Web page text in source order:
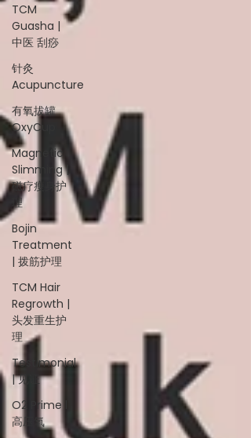
TCM
Guasha |
中医 刮痧
针灸
Acupuncture
有氧拔罐
OxyCup
Magnetic
Slimming |
磁疗瘦身护
理
Bojin
Treatment
| 拨筋护理
TCM Hair
Regrowth |
头发重生护
理
Testimonial
| 见证
O2 Prime l
高压氧